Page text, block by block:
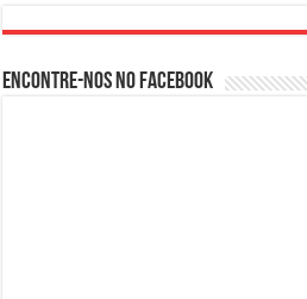
Encontre-nos no Facebook